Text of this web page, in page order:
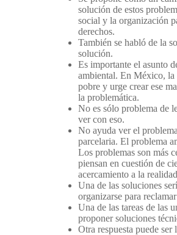
solución de estos
social y la organización
derechos.
También se habló de la
solución.
Es importante el asunto
ambiental. En México,
pobre y urge crear ese
la problemática.
No es sólo problema de
ver con eso.
No ayuda ver el
parcelaria. El problema
Los problemas son más
piensan en cuestión de
acercamiento a la
Una de las soluciones
organizarse para
Una de las tareas de las
proponer soluciones
Otra respuesta puede ser